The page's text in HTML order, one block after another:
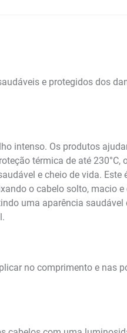
e protegidos dos
intenso. Os produtos
térmica de até 230°C,
e cheio de vida.
o cabelo solto, macio
uma aparência
no comprimento e nas